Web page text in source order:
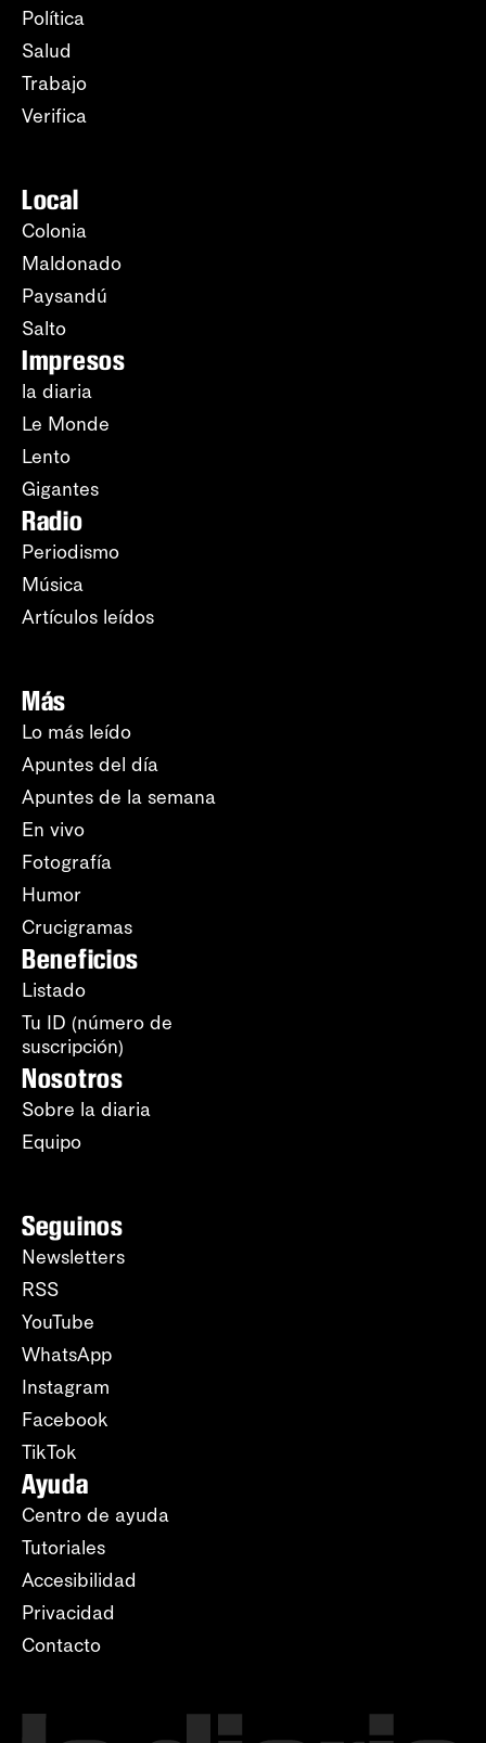
Política
Salud
Trabajo
Verifica
Local
Colonia
Maldonado
Paysandú
Salto
Impresos
la diaria
Le Monde
Lento
Gigantes
Radio
Periodismo
Música
Artículos leídos
Más
Lo más leído
Apuntes del día
Apuntes de la semana
En vivo
Fotografía
Humor
Crucigramas
Beneficios
Listado
Tu ID (número de
suscripción)
Nosotros
Sobre la diaria
Equipo
Seguinos
Newsletters
RSS
YouTube
WhatsApp
Instagram
Facebook
TikTok
Ayuda
Centro de ayuda
Tutoriales
Accesibilidad
Privacidad
Contacto